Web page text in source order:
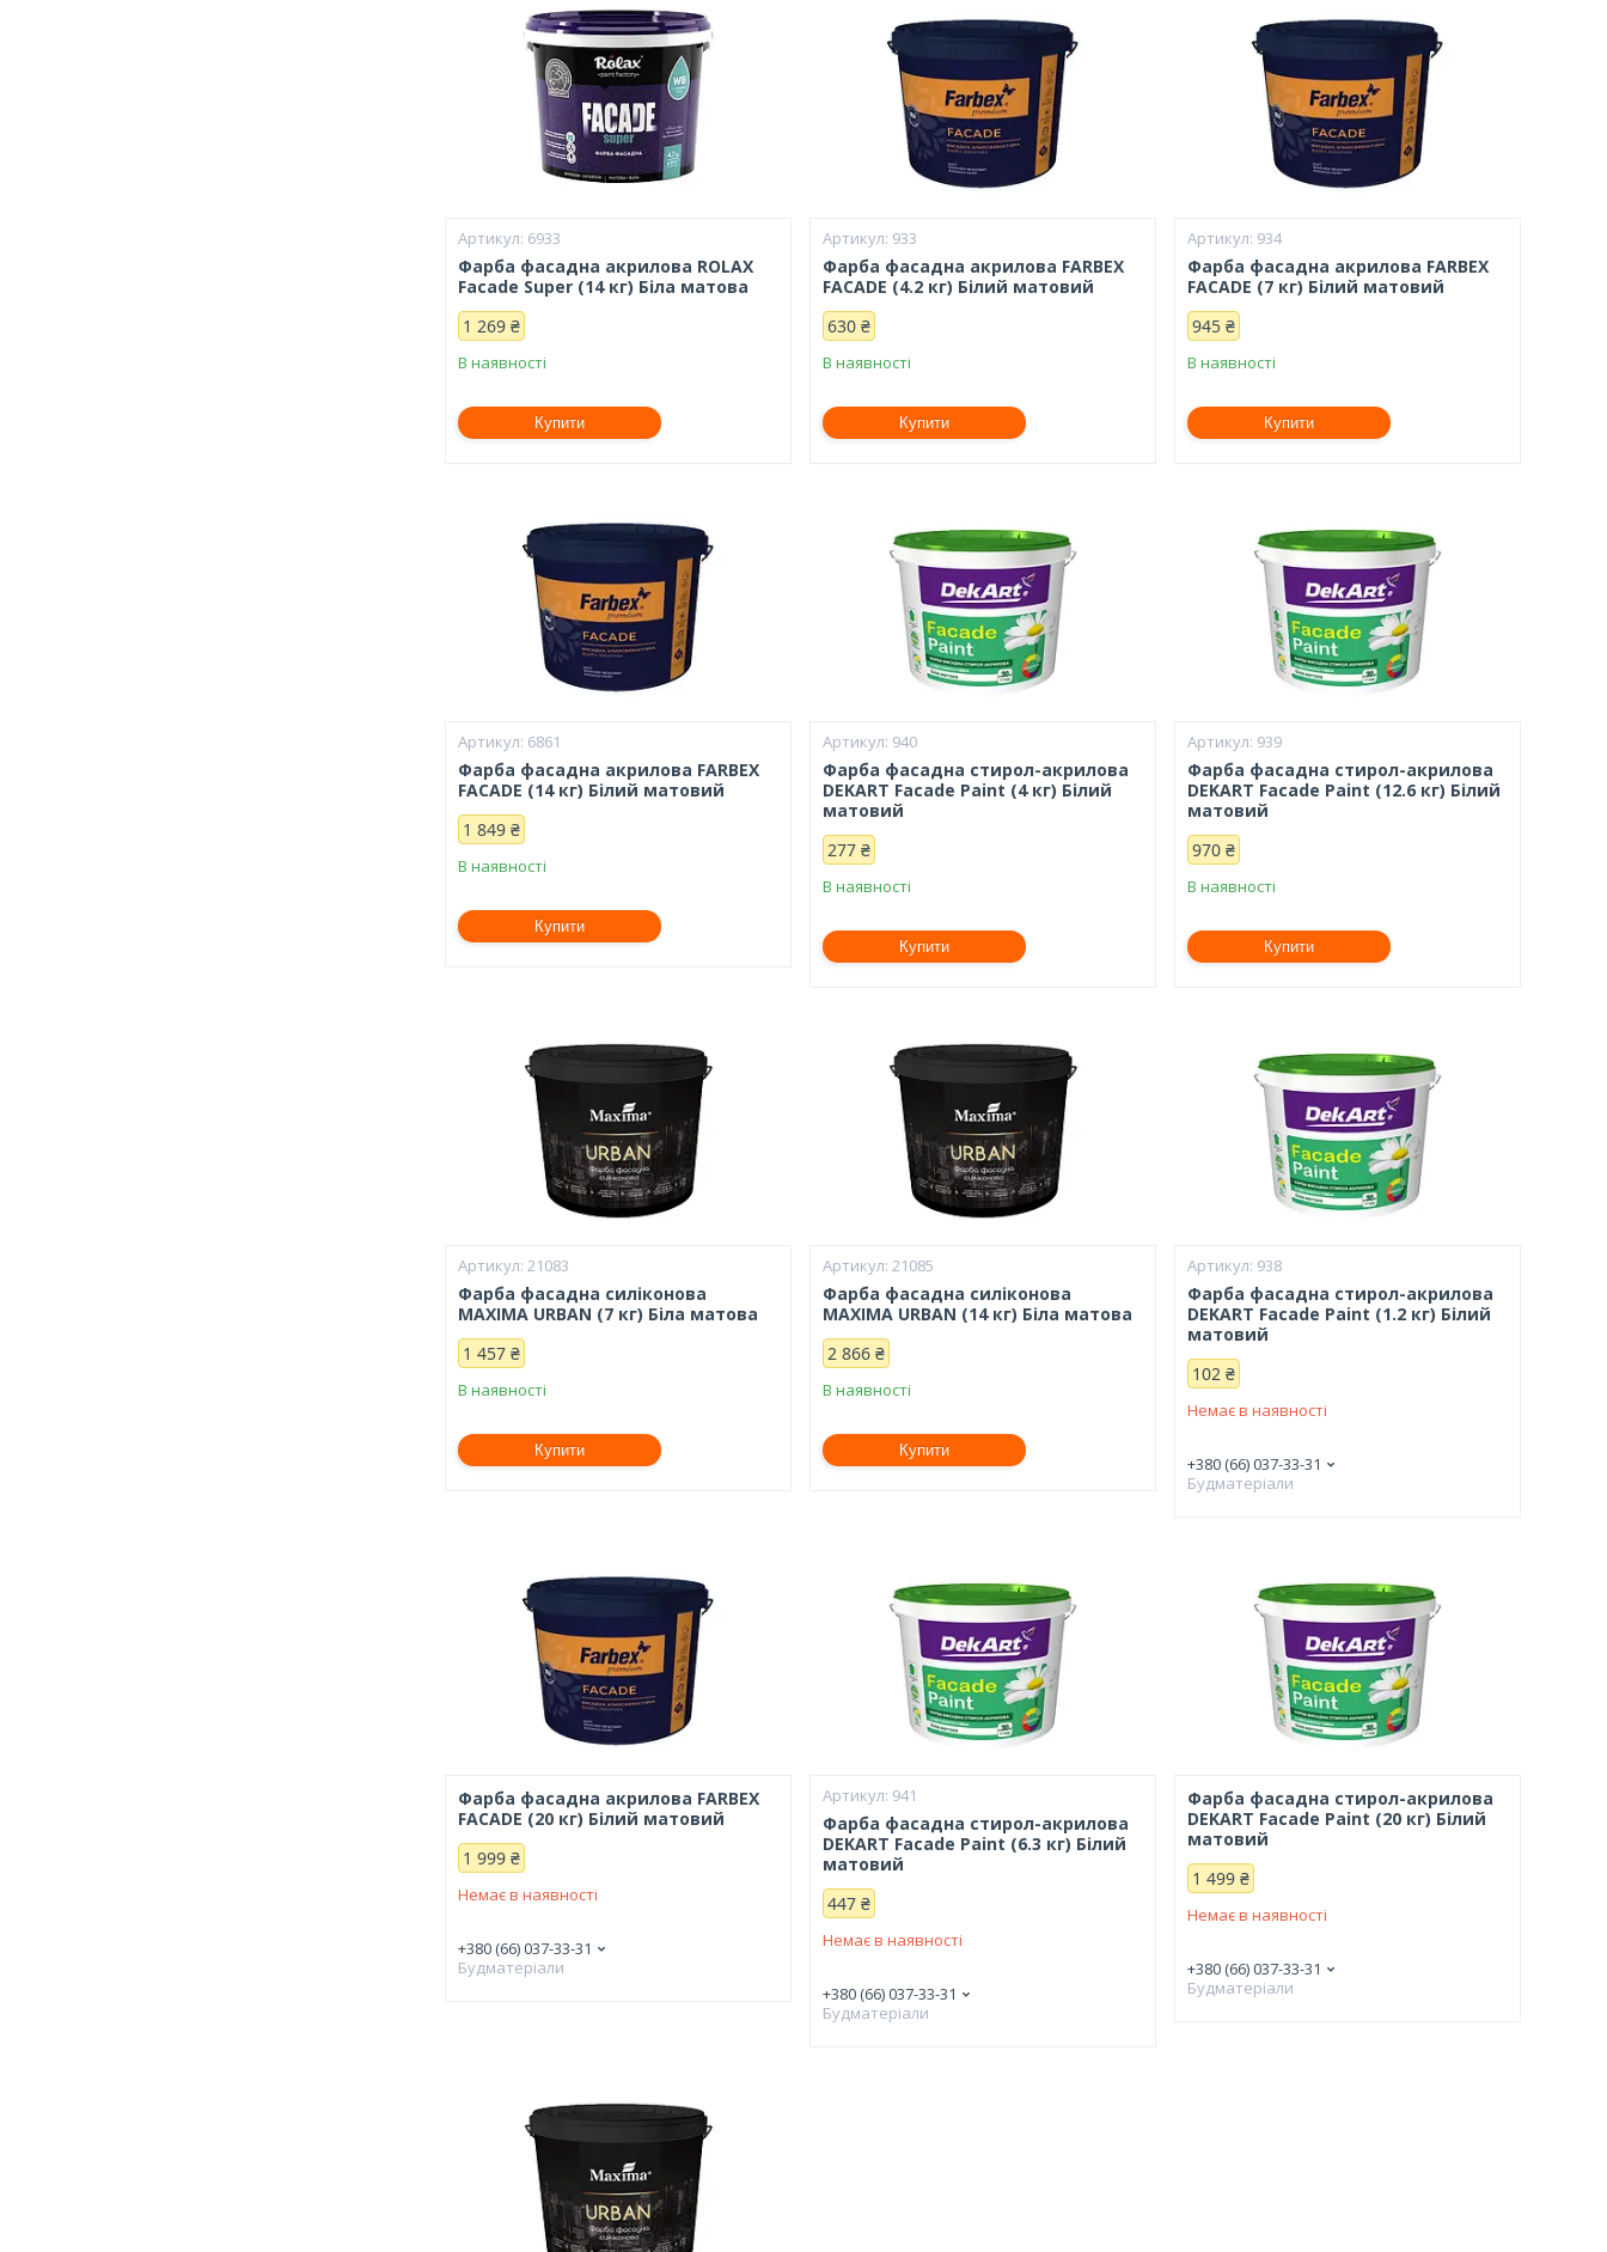
6933
Фарба фасадна акрилова ROLAX
Facade Super (14 кг) Біла матова
1 269 ₴
В наявності
Купити
933
Фарба фасадна акрилова FARBEX
FACADE (4.2 кг) Білий матовий
630 ₴
В наявності
Купити
934
Фарба фасадна акрилова FARBEX
FACADE (7 кг) Білий матовий
945 ₴
В наявності
Купити
6861
Фарба фасадна акрилова FARBEX
FACADE (14 кг) Білий матовий
1 849 ₴
В наявності
Купити
940
Фарба фасадна стирол-акрилова
DEKART Facade Paint (4 кг) Білий
матовий
277 ₴
В наявності
Купити
939
Фарба фасадна стирол-акрилова
DEKART Facade Paint (12.6 кг) Білий
матовий
970 ₴
В наявності
Купити
21083
Фарба фасадна силіконова
MAXIMA URBAN (7 кг) Біла матова
1 457 ₴
В наявності
Купити
21085
Фарба фасадна силіконова
MAXIMA URBAN (14 кг) Біла матова
2 866 ₴
В наявності
Купити
938
Фарба фасадна стирол-акрилова
DEKART Facade Paint (1.2 кг) Білий
матовий
102 ₴
Немає в наявності
+380 (66) 037-33-31
Будматеріали
Фарба фасадна акрилова FARBEX
FACADE (20 кг) Білий матовий
1 999 ₴
Немає в наявності
+380 (66) 037-33-31
Будматеріали
941
Фарба фасадна стирол-акрилова
DEKART Facade Paint (6.3 кг) Білий
матовий
447 ₴
Немає в наявності
+380 (66) 037-33-31
Будматеріали
Фарба фасадна стирол-акрилова
DEKART Facade Paint (20 кг) Білий
матовий
1 499 ₴
Немає в наявності
+380 (66) 037-33-31
Будматеріали